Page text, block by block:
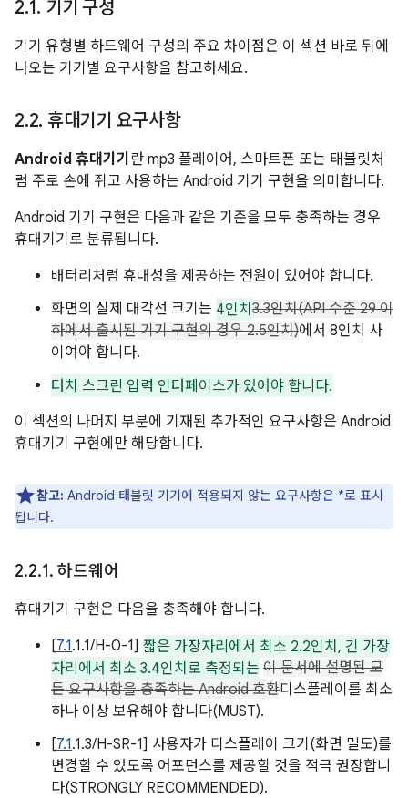
2.1. 기기 구성
기기 유형별 하드웨어 구성의 주요 차이점은 이 섹션 바로 뒤에
나오는 기기별 요구사항을 참고하세요.
2.2. 휴대기기 요구사항
Android 휴대기기 란 mp3 플레이어, 스마트폰 또는 태블릿처
럼 주로 손에 쥐고 사용하는 Android 기기 구현을 의미합니다.
Android 기기 구현은 다음과 같은 기준을 모두 충족하는 경우
휴대기기로 분류됩니다.
배터리처럼 휴대성을 제공하는 전원이 있어야 합니다.
화면의 실제 대각선 크기는 4인치 3.3인치(API 수준 29 이
하에서 출시된 기기 구현의 경우 2.5인치)에서 8인치 사
이여야 합니다.
터치 스크린 입력 인터페이스가 있어야 합니다.
이 섹션의 나머지 부분에 기재된 추가적인 요구사항은 Android
휴대기기 구현에만 해당합니다.
참고: Android 태블릿 기기에 적용되지 않는 요구사항은 *로 표시
됩니다.
2.2.1. 하드웨어
휴대기기 구현은 다음을 충족해야 합니다.
[7.1.1.1/H-0-1] 짧은 가장자리에서 최소 2.2인치, 긴 가장
자리에서 최소 3.4인치로 측정되는 이 문서에 설명된 모
든 요구사항을 충족하는 Android 호환디스플레이를 최소
하나 이상 보유해야 합니다(MUST).
[7.1.1.3/H-SR-1] 사용자가 디스플레이 크기(화면 밀도)를
변경할 수 있도록 어포던스를 제공할 것을 적극 권장합니
다(STRONGLY RECOMMENDED).